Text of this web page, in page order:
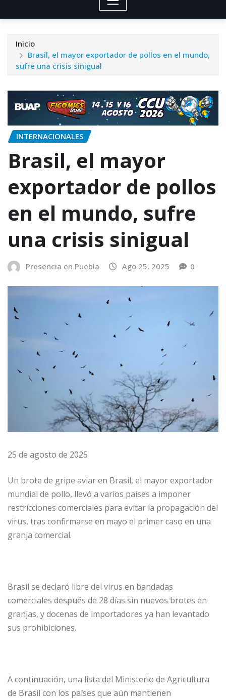
Inicio
Brasil, el mayor exportador de pollos en el mundo,
sufre una crisis sinigual
INTERNACIONALES
Brasil, el mayor
exportador de pollos
en el mundo, sufre
una crisis sinigual
Presencia en Puebla Ago 25, 2025 0
25 de agosto de 2025
Un brote de gripe aviar en Brasil, el mayor exportador
mundial de pollo, llevó a varios países a imponer
restricciones comerciales para evitar la propagación del
virus, tras confirmarse en mayo el primer caso en una
granja comercial.
Brasil se declaró libre del virus en bandadas
comerciales después de 28 días sin nuevos brotes en
granjas, y docenas de importadores ya han levantado
sus prohibiciones.
A continuación, una lista del Ministerio de Agricultura
de Brasil con los países que aún mantienen